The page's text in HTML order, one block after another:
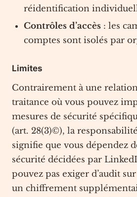
réidentification
Contrôles d’accès : les
comptes sont isolés par
Limites
Contrairement à une
traitance où vous pouvez
mesures de sécurité
(art. 28(3)©), la
signifie que vous dépendez
sécurité décidées par
pouvez pas exiger d’audit
un chiffrement